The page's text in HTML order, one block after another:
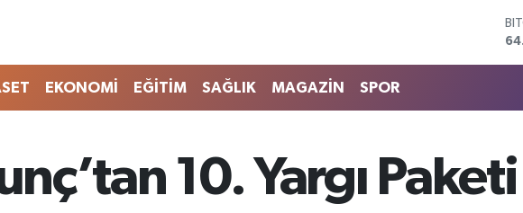
EKONOMİ EĞİTİM SAĞLIK MAGAZİN SPOR
10. Yargı